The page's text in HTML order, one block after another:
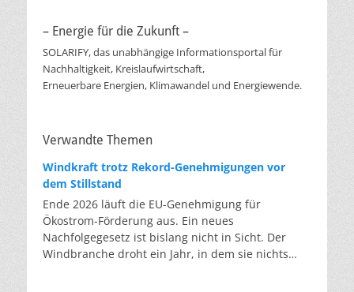
– Energie für die Zukunft –
SOLARIFY, das unabhängige Informationsportal für
Nachhaltigkeit, Kreislaufwirtschaft,
Erneuerbare Energien, Klimawandel und Energiewende.
Verwandte Themen
Windkraft trotz Rekord-Genehmigungen vor
dem Stillstand
Ende 2026 läuft die EU-Genehmigung für
Ökostrom-Förderung aus. Ein neues
Nachfolgegesetz ist bislang nicht in Sicht. Der
Windbranche droht ein Jahr, in dem sie nichts